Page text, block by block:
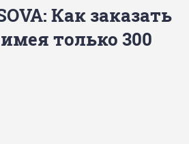
Как заказать
только 300